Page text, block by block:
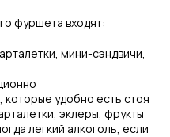
фуршета входят:
мини-сэндвичи,
которые удобно есть стоя
эклеры, фрукты
легкий алкоголь, если